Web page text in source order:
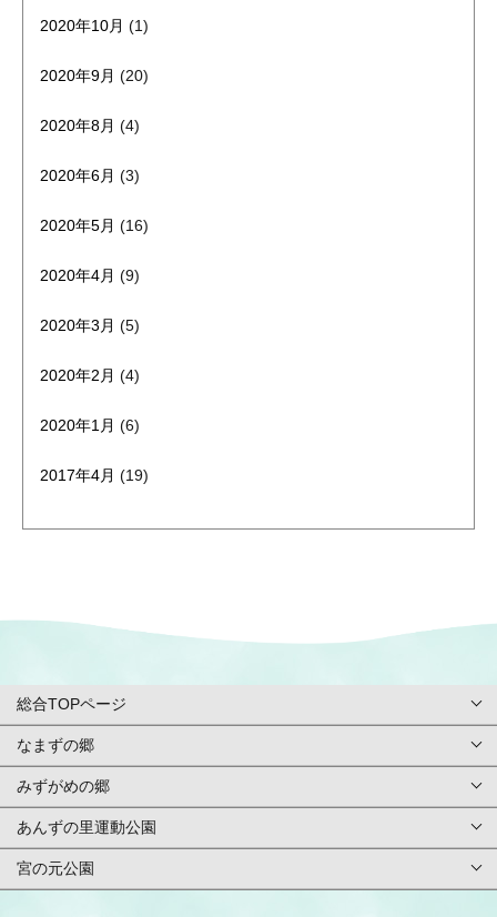
2020年10月 (1)
2020年9月 (20)
2020年8月 (4)
2020年6月 (3)
2020年5月 (16)
2020年4月 (9)
2020年3月 (5)
2020年2月 (4)
2020年1月 (6)
2017年4月 (19)
総合TOPページ
総合TOPページ
利用案内・申請
ご予約方法
なまずの郷
TOPページ
基本情報
みずがめの郷
TOPページ
基本情報
あんずの里運動公園
TOPページ
宮の元公園